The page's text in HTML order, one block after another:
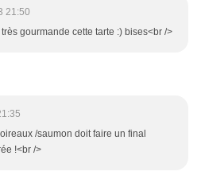
21:50
gourmande cette tarte :) bises<br />
/saumon doit faire un final
!<br />